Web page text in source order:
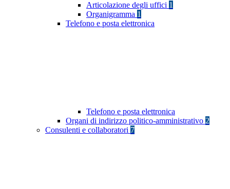
Articolazione degli uffici 1
Organigramma 1
Telefono e posta elettronica
Telefono e posta elettronica
Organi di indirizzo politico-amministrativo 2
Consulenti e collaboratori 7